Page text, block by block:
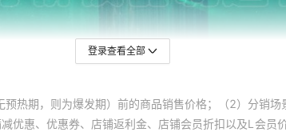
登录查看全部
热期，则为爆发期）前的商品销售价格；（2）分销
惠、优惠券、店铺返利金、店铺会员折扣以及L会